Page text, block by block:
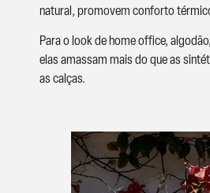
natural, promovem conforto
Para o look de home office,
elas amassam mais do que as
as calças.